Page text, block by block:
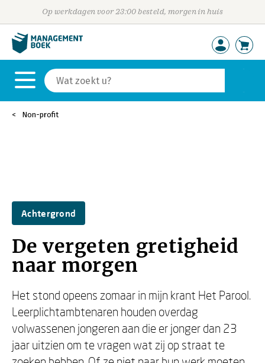
Op werkdagen voor 23:00 besteld, morgen in huis
Non-profit
Achtergrond
De vergeten gretigheid
naar morgen
Het stond opeens zomaar in mijn krant Het Parool.
Leerplichtambtenaren houden overdag
volwassenen jongeren aan die er jonger dan 23
jaar uitzien om te vragen wat zij op straat te